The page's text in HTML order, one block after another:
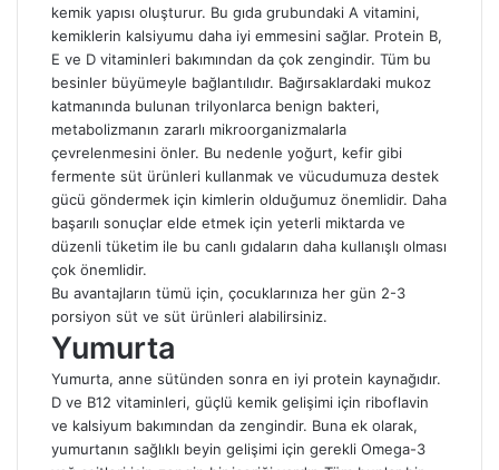
kemik yapısı oluşturur. Bu gıda grubundaki A vitamini,
kemiklerin kalsiyumu daha iyi emmesini sağlar. Protein B,
E ve D vitaminleri bakımından da çok zengindir. Tüm bu
besinler büyümeyle bağlantılıdır. Bağırsaklardaki mukoz
katmanında bulunan trilyonlarca benign bakteri,
metabolizmanın zararlı mikroorganizmalarla
çevrelenmesini önler. Bu nedenle yoğurt, kefir gibi
fermente süt ürünleri kullanmak ve vücudumuza destek
gücü göndermek için kimlerin olduğumuz önemlidir. Daha
başarılı sonuçlar elde etmek için yeterli miktarda ve
düzenli tüketim ile bu canlı gıdaların daha kullanışlı olması
çok önemlidir.
Bu avantajların tümü için, çocuklarınıza her gün 2-3
porsiyon süt ve süt ürünleri alabilirsiniz.
Yumurta
Yumurta, anne sütünden sonra en iyi protein kaynağıdır.
D ve B12 vitaminleri, güçlü kemik gelişimi için riboflavin
ve kalsiyum bakımından da zengindir. Buna ek olarak,
yumurtanın sağlıklı beyin gelişimi için gerekli Omega-3